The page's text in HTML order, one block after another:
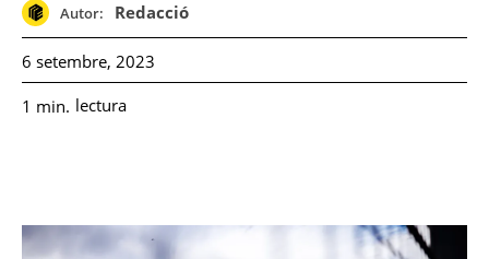
Autor: Redacció
6 setembre, 2023
1 min. lectura